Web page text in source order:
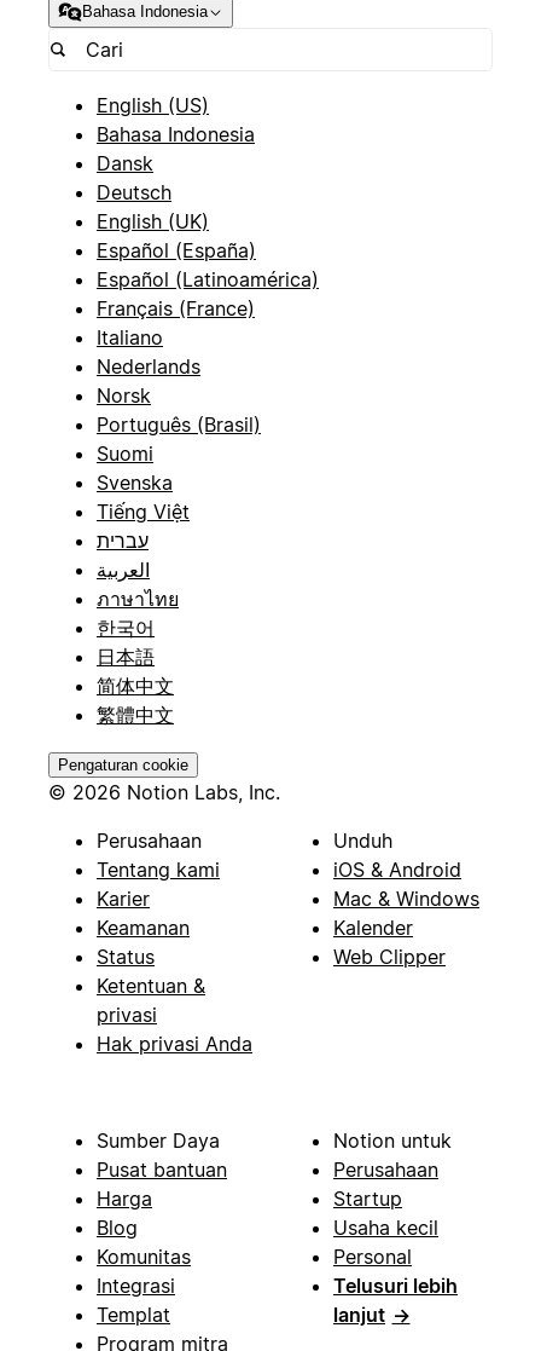
Bahasa Indonesia
English (US)
Bahasa Indonesia
Dansk
Deutsch
English (UK)
Español (España)
Español (Latinoamérica)
Français (France)
Italiano
Nederlands
Norsk
Português (Brasil)
Suomi
Svenska
Tiếng Việt
עברית
العربية
ภาษาไทย
한국어
日本語
简体中文
繁體中文
Pengaturan cookie
© 2026 Notion Labs, Inc.
Perusahaan
Tentang kami
Karier
Keamanan
Status
Ketentuan &
privasi
Hak privasi Anda
Unduh
iOS & Android
Mac & Windows
Kalender
Web Clipper
Sumber Daya
Pusat bantuan
Harga
Blog
Komunitas
Integrasi
Templat
Program mitra
Notion untuk
Perusahaan
Startup
Usaha kecil
Personal
Telusuri lebih
lanjut →